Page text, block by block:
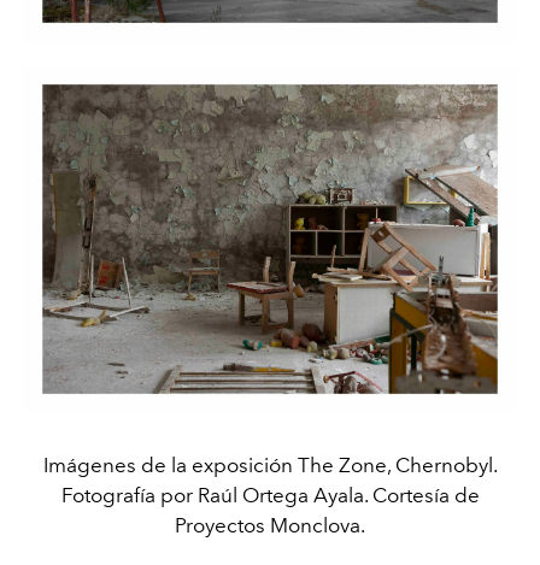
Imágenes de la exposición The Zone, Chernobyl.
Fotografía por Raúl Ortega Ayala. Cortesía de
Proyectos Monclova.